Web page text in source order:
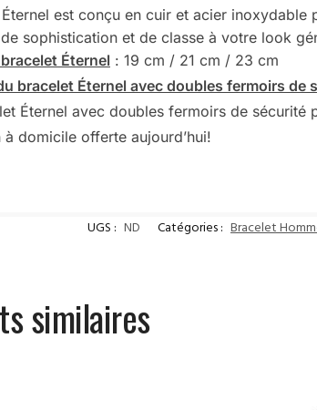
est conçu en cuir et acier
sophistication et de classe à votre look
Éternel : 19 cm / 21 cm / 23 cm
bracelet Éternel avec doubles fermoirs de
Éternel avec doubles fermoirs de sécurité
à domicile offerte aujourd’hui!
UGS : ND Catégories : Bracelet
similaires